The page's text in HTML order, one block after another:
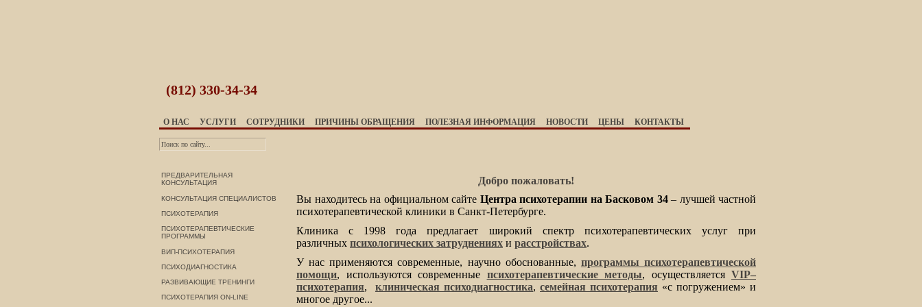
(812) 330-34-34
О НАС УСЛУГИ СОТРУДНИКИ ПРИЧИНЫ ОБРАЩЕНИЯ ПОЛЕЗНАЯ ИНФОРМАЦИЯ НОВОСТИ ЦЕНЫ КОНТАКТЫ
ПРЕДВАРИТЕЛЬНАЯ
КОНСУЛЬТАЦИЯ
КОНСУЛЬТАЦИЯ СПЕЦИАЛИСТОВ
ПСИХОТЕРАПИЯ
ПСИХОТЕРАПЕВТИЧЕСКИЕ
ПРОГРАММЫ
ВИП-ПСИХОТЕРАПИЯ
ПСИХОДИАГНОСТИКА
РАЗВИВАЮЩИЕ ТРЕНИНГИ
ПСИХОТЕРАПИЯ ON-LINE
Добро пожаловать!
Вы находитесь на официальном сайте Центра психотерапии на Басковом 34– лучшей частной
психотерапевтической клиники в Санкт-Петербурге.
Клиника с 1998 года предлагает широкий спектр психотерапевтических услуг при
различных психологических затруднениях и расстройствах.
У нас применяются современные, научно обоснованные, программы психотерапевтической
помощи, используются современные психотерапевтические методы, осуществляется VIP–
психотерапия, клиническая психодиагностика, семейная психотерапия «с погружением» и
многое другое...